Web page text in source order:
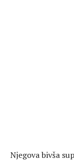
Njegova bivša